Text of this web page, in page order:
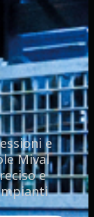
e
Mival
e